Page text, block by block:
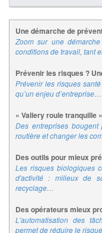
Une démarche de
Zoom sur une
conditions de travail, tant
Prévenir les risques ?
Prévenir les risques
qu’un enjeu d’entreprise…
« Vallery roule tranquille
Des entreprises
routière et changer les
Des outils pour mieux
Les risques biologiques
d'activité : milieux de
recyclage…
Des opérateurs mieux
L'automatisation des
permet de réduire le